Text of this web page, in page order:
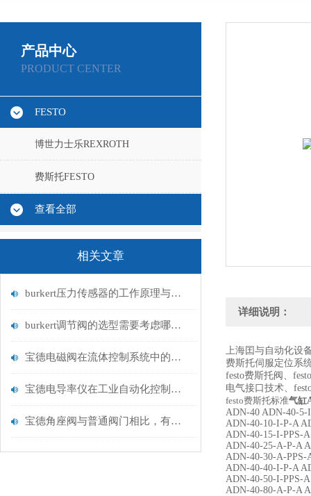
产品中心
PRODUCT CENTER
FESTO
博世力士乐REXROTH
费斯托FESTO
查看全部
相关文章
burkert压力传感器的工作原理与应用领域
burkert调节阀的选型需要考虑哪些因素？
宝德电磁阀在流体控制系统中的应用
宝德电导率仪在工业自动化控制中的重要性
宝德角座阀与普通阀门相比，有何优势？
详细说明：
上海囯与自动化设
费斯托伺服定位系
festo费斯托阀、
电气接口技术、
festo费斯托标准气缸
ADN-40 ADN-40-
ADN-40-10-I-P-A
ADN-40-15-I-PPS-
ADN-40-25-A-P-A
ADN-40-30-A-PPS-
ADN-40-40-I-P-A
ADN-40-50-I-PPS-
ADN-40-80-A-P-A